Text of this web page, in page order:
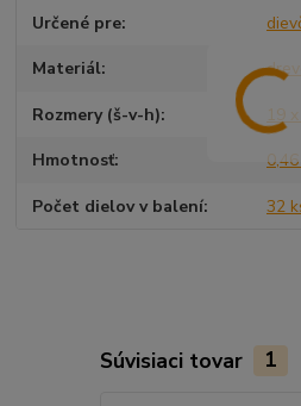
Určené pre
Materiál
Rozmery (š-v-h) 19
Hmotnosť
Počet dielov v balení 32
Súvisiaci tovar 1